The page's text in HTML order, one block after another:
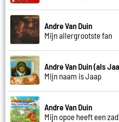
Andre Van Duin
Mijn allergrootste fan
Andre Van Duin (als
Mijn naam is Jaap
Andre Van Duin
Mijn opoe heeft een